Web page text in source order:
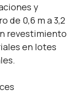
y
de 0,6 m a 3,2
revestimiento
en lotes